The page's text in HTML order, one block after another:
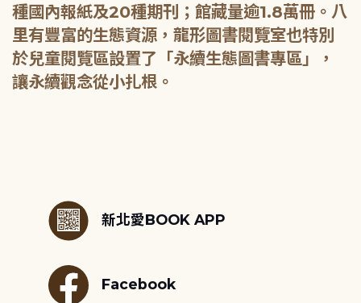
種國內報紙及20種期刊；館藏量逾1.8萬冊。八
里有豐富的生態資源，龍形圖書閱覽室也特別
於兒童閱覽區設置了「永續生態圖書專區」，
新北愛BOOK APP
Facebook